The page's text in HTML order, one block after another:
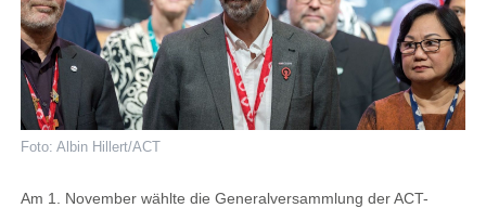
Foto: Albin Hillert/ACT
Am 1. November wählte die Generalversammlung der ACT-